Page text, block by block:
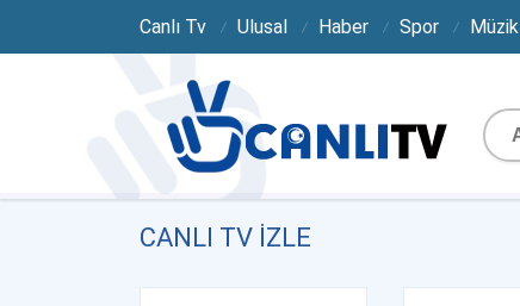
Canlı Tv Ulusal Haber Spor Müzik
CANLI TV IZLE